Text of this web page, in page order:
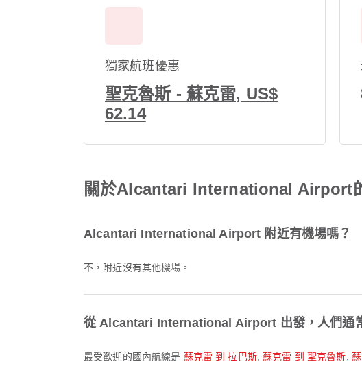
獨家航班優惠
聖克魯斯 - 蘇克雷, US$
62.14
關於Alcantari International Airport
Alcantari International Airport 附近有機場嗎？
不，附近沒有其他機場。
從 Alcantari International Airport 出發，人們通
最受歡迎的國內航線是 蘇克雷 到 拉巴斯,蘇克雷 到 聖克魯斯